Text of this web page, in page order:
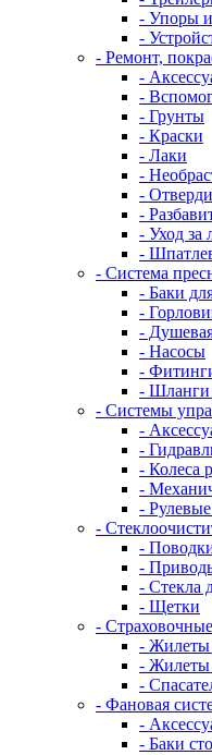
- Упоры
-
- Ремонт,
-
-
- Грунты
- Краски
- Лаки
-
-
-
- Уход за
-
- Система
- Баки
-
-
- Насосы
-
- Шланги
- Системы
-
-
- Колеса
-
-
-
-
-
- Стекла
- Щетки
-
- Жилеты
- Жилеты
-
- Фановая
-
- Баки